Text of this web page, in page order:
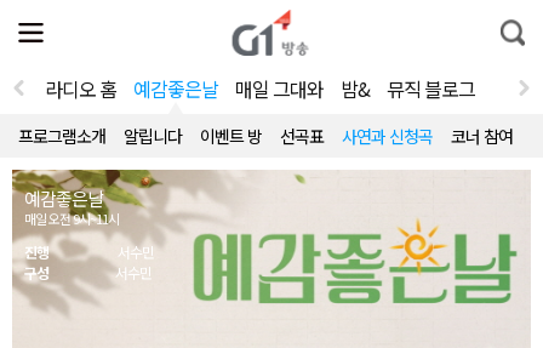
전
체
뉴
열
통
합
라디오 홈 예감좋은날 매일 그대와 밤& 뮤직 블로그
프로그램소개 알립니다 이벤트 방 선곡표 사연과 신청곡 코너 참여
예감좋은날
매일 오전 9시~11시
진행
서수민
구성
서수민